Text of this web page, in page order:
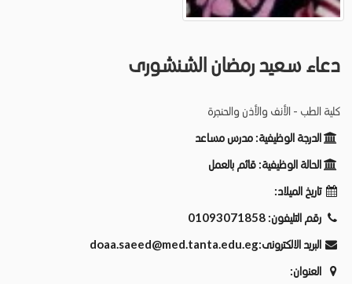
دعاء سعيد رمضان الشنشورى
كلية الطب - الأنف والأذن والحنجرة
الدرجة الوظيفية: مدرس مساعد
الحالة الوظيفية: قائم بالعمل
تاريخ الميلاد:
رقم التليفون: 01093071858
البريد الالكترونى:doaa.saeed@med.tanta.edu.eg
العنوان: